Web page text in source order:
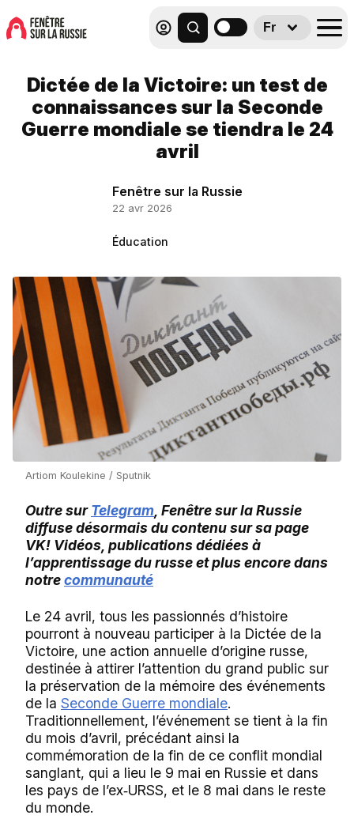
Fr
Dictée de la Victoire: un test de
connaissances sur la Seconde
Guerre mondiale se tiendra le 24
avril
Fenêtre sur la Russie
22 avr 2026
Éducation
Artiom Koulekine / Sputnik
Outre surTelegram , Fenêtre sur la Russie
diffuse désormais du contenu sur sa page
VK! Vidéos, publications dédiées à
l’apprentissage du russe et plus encore dans
notrecommunauté
Le 24 avril, tous les passionnés d’histoire
pourront à nouveau participer à la Dictée de la
Victoire, une action annuelle d’origine russe,
destinée à attirer l’attention du grand public sur
la préservation de la mémoire des événements
de la Seconde Guerre mondiale.
Traditionnellement, l’événement se tient à la fin
du mois d’avril, précédant ainsi la
commémoration de la fin de ce conflit mondial
sanglant, qui a lieu le 9 mai en Russie et dans
les pays de l’ex‑URSS, et le 8 mai dans le reste
du monde.